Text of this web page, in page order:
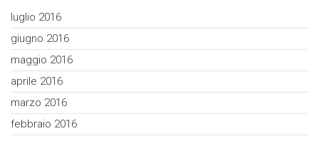
luglio 2016
giugno 2016
maggio 2016
aprile 2016
marzo 2016
febbraio 2016